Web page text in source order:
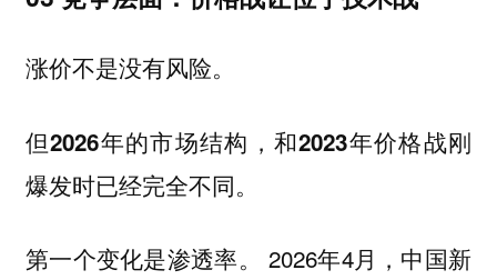
涨价不是没有风险。
但2026年的市场结构，和2023年价格战刚
爆发时已经完全不同。
第一个变化是渗透率。
2026年4月，中国新